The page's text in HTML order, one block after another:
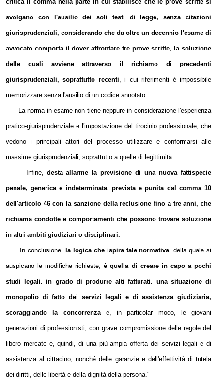
critica il comma nella parte in cui stabilisce che le prove scritte si
svolgano con l'ausilio dei soli testi di legge, senza citazioni
giurisprudenziali, considerando che da oltre un decennio l'esame di
avvocato comporta il dover affrontare tre prove scritte, la soluzione
delle quali avviene attraverso il richiamo di precedenti
giurisprudenziali, soprattutto recenti , i cui riferimenti è impossibile
memorizzare senza l'ausilio di un codice annotato.
La norma in esame non tiene neppure in considerazione l'esperienza
pratico-giurisprudenziale e l'impostazione del tirocinio professionale, che
vedono i principali attori del processo utilizzare e conformarsi alle
massime giurisprudenziali, soprattutto a quelle di legittimità.
Infine, desta allarme la previsione di una nuova fattispecie
penale, generica e indeterminata, prevista e punita dal comma 10
dell'articolo 46 con la sanzione della reclusione fino a tre anni, che
richiama condotte e comportamenti che possono trovare soluzione
in altri ambiti giudiziari o disciplinari.
In conclusione, la logica che ispira tale normativa , della quale si
auspicano le modifiche richieste,è quella di creare in capo a pochi
studi legali, in grado di produrre alti fatturati, una situazione di
monopolio di fatto dei servizi legali e di assistenza giudiziaria,
scoraggiando la concorrenza e, in particolar modo, le giovani
generazioni di professionisti, con grave compromissione delle regole del
libero mercato e, quindi, di una più ampia offerta dei servizi legali e di
assistenza al cittadino, nonché delle garanzie e dell'effettività di tutela
dei diritti, delle libertà e della dignità della persona."